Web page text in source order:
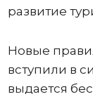
развитие
Новые
вступили в
выдается